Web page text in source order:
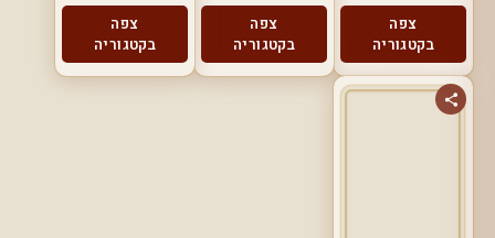
צפה
בקטגוריה
צפה
בקטגוריה
צפה
בקטגוריה